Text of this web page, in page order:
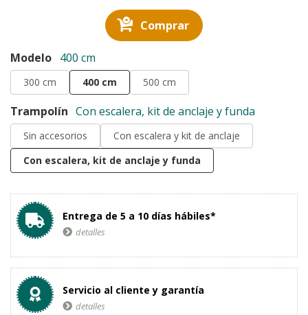
Comprar
Modelo 400 cm
300 cm 400 cm 500 cm
Trampolín Con escalera, kit de anclaje y funda
Sin accesorios
Con escalera y kit de anclaje
Con escalera, kit de anclaje y funda
Entrega de 5 a 10 días hábiles*
detalles
Servicio al cliente y garantía
detalles